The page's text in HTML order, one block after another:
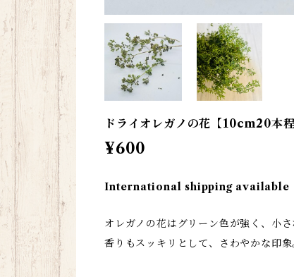
ドライオレガノの花【10cm20本程
¥600
International shipping available
オレガノの花はグリーン色が強く、小
香りもスッキリとして、さわやかな印象